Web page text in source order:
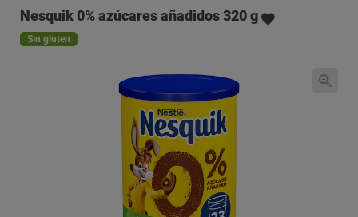
Nesquik 0% azúcares añadidos 320 g
Sin gluten